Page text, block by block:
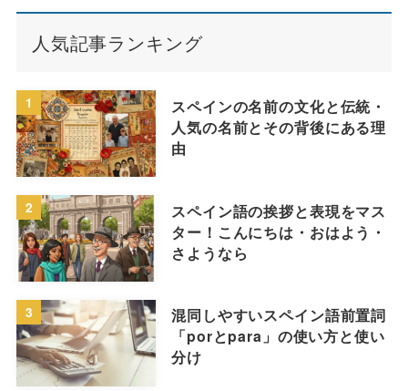
人気記事ランキング
1
スペインの名前の文化と伝統・
人気の名前とその背後にある理
由
2
スペイン語の挨拶と表現をマス
ター！こんにちは・おはよう・
さようなら
3
混同しやすいスペイン語前置詞
「porとpara」の使い方と使い
分け